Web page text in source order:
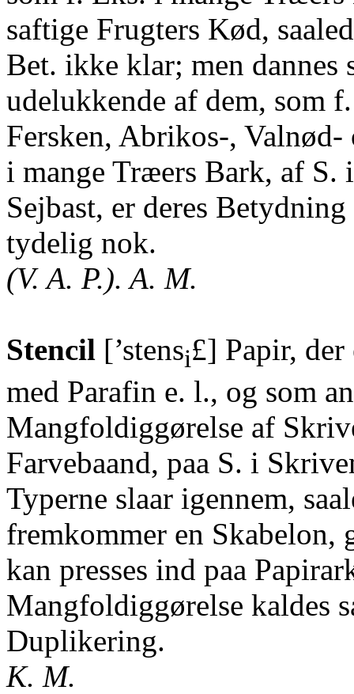
saftige Frugters Kød,
Bet. ikke klar; men dannes
udelukkende af dem, som
Fersken, Abrikos-,
i mange Træers Bark, af S.
Sejbast, er deres
tydelig nok.
(V. A. P.). A. M.
Stencil [’stensi£] Papir,
med Parafin e. l., og som
Mangfoldiggørelse af
Farvebaand, paa S. i
Typerne slaar igennem,
fremkommer en Skabelon,
kan presses ind paa
Mangfoldiggørelse kaldes
Duplikering.
K. M.